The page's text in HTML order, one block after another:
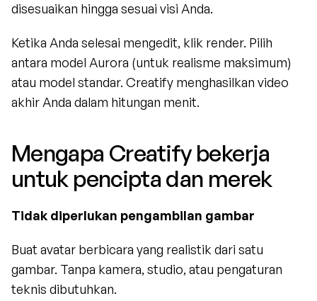
disesuaikan hingga sesuai visi Anda.
Ketika Anda selesai mengedit, klik render. Pilih
antara model Aurora (untuk realisme maksimum)
atau model standar. Creatify menghasilkan video
akhir Anda dalam hitungan menit.
Mengapa Creatify bekerja
untuk pencipta dan merek
Tidak diperlukan pengambilan gambar
Buat avatar berbicara yang realistik dari satu
gambar. Tanpa kamera, studio, atau pengaturan
teknis dibutuhkan.